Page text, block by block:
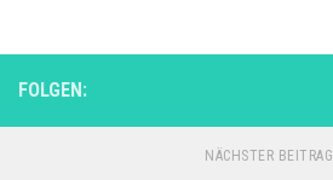
FOLGEN:
NÄCHSTER BEITRAG